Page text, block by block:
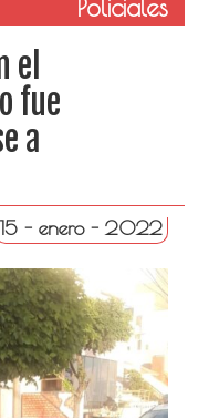
Policiales
el
fue
a
15 - enero - 2022